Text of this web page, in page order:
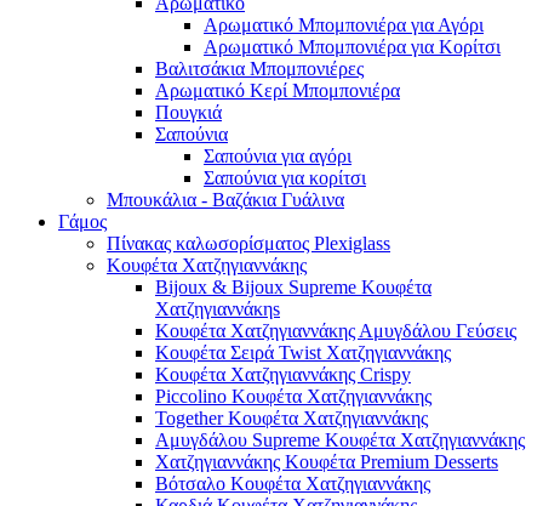
Αρωματικό Μπομπονιέρα για Αγόρι
Αρωματικό Μπομπονιέρα για Κορίτσι
Βαλιτσάκια Μπομπονιέρες
Αρωματικό Κερί Μπομπονιέρα
Πουγκιά
Σαπούνια
Σαπούνια για αγόρι
Σαπούνια για κορίτσι
Μπουκάλια - Βαζάκια Γυάλινα
Γάμος
Πίνακας καλωσορίσματος Plexiglass
Κουφέτα Χατζηγιαννάκης
Bijoux & Bijoux Supreme Κουφέτα
Χατζηγιαννάκηs
Κουφέτα Χατζηγιαννάκης Αμυγδάλου Γεύσεις
Κουφέτα Σειρά Twist Χατζηγιαννάκης
Κουφέτα Χατζηγιαννάκης Crispy
Piccolino Κουφέτα Χατζηγιαννάκης
Together Κουφέτα Χατζηγιαννάκης
Αμυγδάλου Supreme Κουφέτα Χατζηγιαννάκης
Χατζηγιαννάκης Κουφέτα Premium Desserts
Βότσαλο Κουφέτα Χατζηγιαννάκης